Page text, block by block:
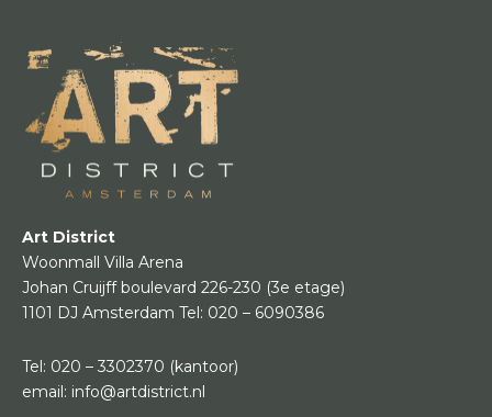
Art District
Woonmall Villa Arena
Johan Cruijff boulevard 226-230 (3e etage)
1101 DJ Amsterdam Tel: 020 – 6090386
Tel: 020 – 3302370 (kantoor)
email: info@artdistrict.nl